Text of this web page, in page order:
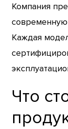
Компания
Каждая
Что